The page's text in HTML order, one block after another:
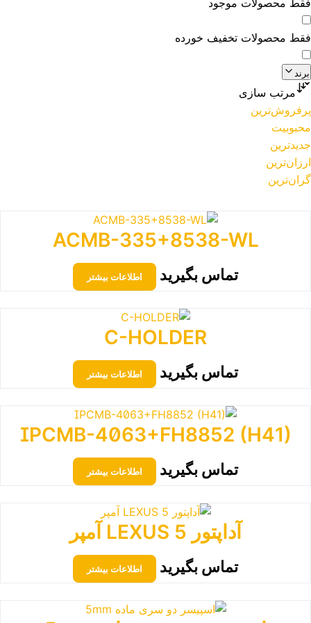
فقط محصولات موجود
فقط محصولات تخفیف خورده
برند
مرتب سازی
پرفروش‌ترین
محبوبیت
جدیدترین
ارزان‌ترین
گران‌ترین
ACMB-335+8538-WL
تماس بگیرید اطلاعات بیشتر
C-HOLDER
تماس بگیرید اطلاعات بیشتر
IPCMB-4063+FH8852 (H41)
تماس بگیرید اطلاعات بیشتر
آداپتور LEXUS 5 آمپر
تماس بگیرید اطلاعات بیشتر